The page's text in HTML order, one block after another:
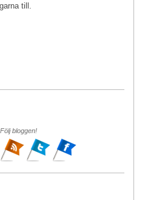
till.
Följ bloggen!